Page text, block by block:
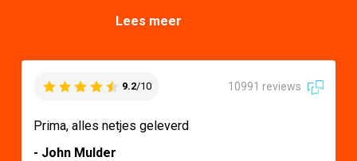
Lees meer
9.2/10 10991 reviews
Prima, alles netjes geleverd
- John Mulder